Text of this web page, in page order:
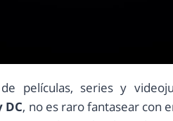
películas, series y
DC, no es raro fantasear con